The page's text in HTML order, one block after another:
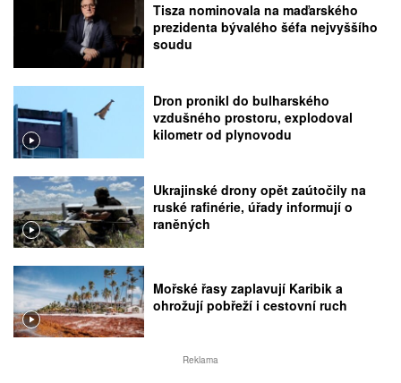
Tisza nominovala na maďarského
prezidenta bývalého šéfa nejvyššího
soudu
Dron pronikl do bulharského
vzdušného prostoru, explodoval
kilometr od plynovodu
Ukrajinské drony opět zaútočily na
ruské rafinérie, úřady informují o
raněných
Mořské řasy zaplavují Karibik a
ohrožují pobřeží i cestovní ruch
Reklama